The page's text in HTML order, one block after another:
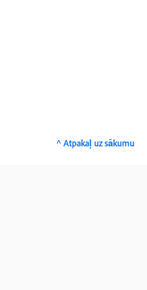
^ Atpakaļ uz sākumu